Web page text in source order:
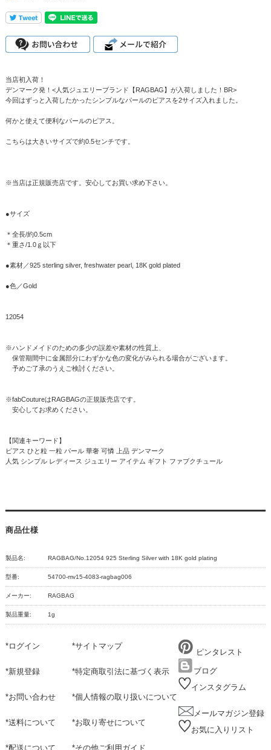
当店初入荷！
デンマーク発！<人気ジュエリーブランド【RAGBAG】が入荷しました！BR>
今回はずっと入荷したかったシンプルなパールのピアスを2サイズ入れました。
何かと使えて便利なパールのピアス。
こちらは大きいサイズで約0.5センチです。
※当店は正規販売店です。安心してお買い求め下さい。
●サイズ
＊全長/約0.5cm
＊重さ/1.0ｇ以下
●素材／925 sterling silver, freshwater pearl, 18K gold plated
●色／Gold
12054
※ハンドメイドのための多少の誤差や素材の性質上、
保管期間中に金属部分にわずかな色の変化がみられる場合がございます。
予めご了承のうえご検討ください。
※fabCoutureはRAGBAGの正規販売店です。
安心してお求めください。
【関連キーワード】
ピアス ひと粒 一粒 パール 華奢 可憐 上品 デンマーク
人気 シンプル レディース ジュエリー アイテム ギフト ファブクチュール
商品仕様
製品名: RAGBAG/No.12054 925 Sterling Silver with 18K gold plating
型番: 54700-mv15-4083-ragbag006
メーカー: RAGBAG
製品重量: 1g
*ログイン
*新規登録
*お問い合わせ
*送料について
*配送について
*サイトマップ
*特定商取引法に基づく表示
*個人情報の取り扱いについて
*お取り寄せについて
*その他ご利用ガイド
ピンタレスト
ブログ
インスタグラム
メールマガジン登録
お気に入りリスト